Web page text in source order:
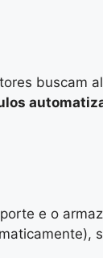
buscam
e o